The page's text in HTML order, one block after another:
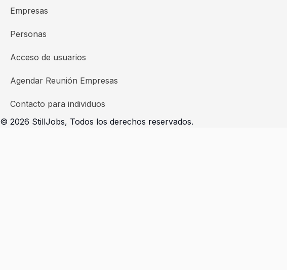
Empresas
Personas
Acceso de usuarios
Agendar Reunión Empresas
Contacto para individuos
© 2026 StillJobs, Todos los derechos reservados.